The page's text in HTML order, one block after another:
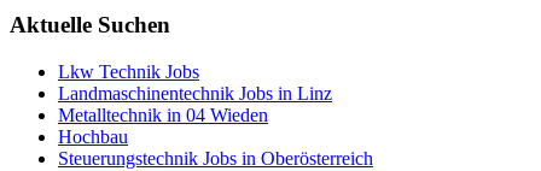
Aktuelle Suchen
Lkw Technik Jobs
Landmaschinentechnik Jobs in Linz
Metalltechnik in 04 Wieden
Hochbau
Steuerungstechnik Jobs in Oberösterreich